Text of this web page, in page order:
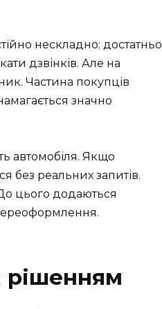
нескладно: достатньо
дзвінків. Але на
Частина покупців
значно
автомобіля. Якщо
без реальних запитів.
цього додаються
рішенням